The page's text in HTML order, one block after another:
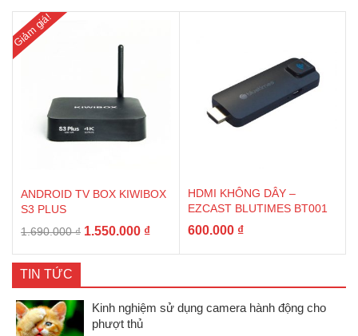
Giảm giá!
ANDROID TV BOX KIWIBOX
S3 PLUS
1.690.000₫ Giá
1.550.000 ₫Giá
HDMI KHÔNG DÂY –
EZCAST BLUTIMES BT001
600.000 ₫
TIN TỨC
Kinh nghiệm sử dụng camera hành động cho
phượt thủ